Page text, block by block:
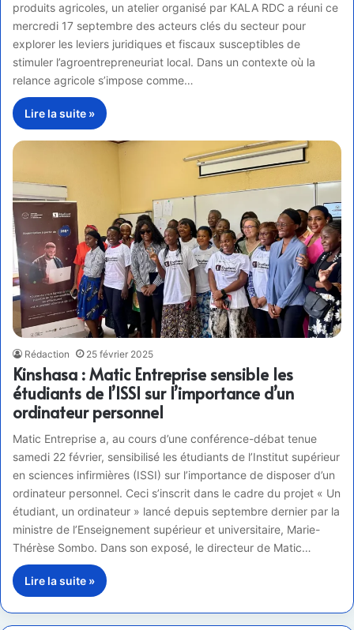
produits agricoles, un atelier organisé par KALA RDC a réuni ce
mercredi 17 septembre des acteurs clés du secteur pour
explorer les leviers juridiques et fiscaux susceptibles de
stimuler l’agroentrepreneuriat local. Dans un contexte où la
relance agricole s’impose comme…
Lire la suite »
Rédaction 25 février 2025
Kinshasa : Matic Entreprise sensible les
étudiants de l’ISSI sur l’importance d’un
ordinateur personnel
Matic Entreprise a, au cours d’une conférence-débat tenue
samedi 22 février, sensibilisé les étudiants de l’Institut supérieur
en sciences infirmières (ISSI) sur l’importance de disposer d’un
ordinateur personnel. Ceci s’inscrit dans le cadre du projet « Un
étudiant, un ordinateur » lancé depuis septembre dernier par la
ministre de l’Enseignement supérieur et universitaire, Marie-
Thérèse Sombo. Dans son exposé, le directeur de Matic…
Lire la suite »